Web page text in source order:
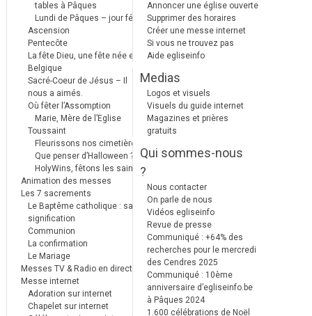
tables à Pâques
Lundi de Pâques – jour férié
Ascension
Pentecôte
La fête Dieu, une fête née en
Belgique
Sacré-Coeur de Jésus – Il
nous a aimés.
Où fêter l’Assomption
Marie, Mère de l’Eglise
Toussaint
Fleurissons nos cimetières
Que penser d’Halloween ?
HolyWins, fêtons les saints !
Animation des messes
Les 7 sacrements
Le Baptême catholique : sa
signification
Communion
La confirmation
Le Mariage
Messes TV & Radio en direct
Messe internet
Adoration sur internet
Chapelet sur internet
Annoncer une église ouverte
Supprimer des horaires
Créer une messe internet
Si vous ne trouvez pas
Aide egliseinfo
Medias
Logos et visuels
Visuels du guide internet
Magazines et prières
gratuits
Qui sommes-nous
?
Nous contacter
On parle de nous
Vidéos egliseinfo
Revue de presse
Communiqué : +64% des
recherches pour le mercredi
des Cendres 2025
Communiqué : 10ème
anniversaire d’egliseinfo.be
à Pâques 2024
1.600 célébrations de Noël